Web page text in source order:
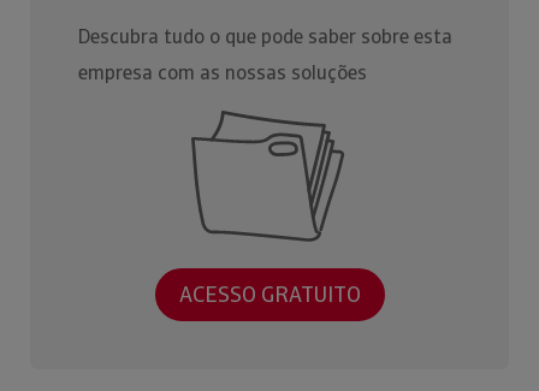
Descubra tudo o que pode saber sobre esta
empresa com as nossas soluções
ACESSO GRATUITO